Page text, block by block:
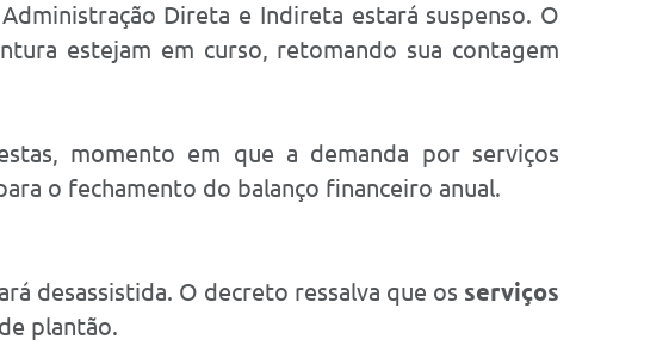
Direta e Indireta estará suspenso. O
estejam em curso, retomando sua contagem
momento em que a demanda por serviços
o fechamento do balanço financeiro anual.
desassistida. O decreto ressalva que os serviços
plantão.